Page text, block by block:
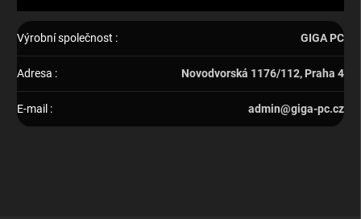
Výrobní společnost : GIGA PC
Adresa : Novodvorská 1176/112, Praha 4
E-mail : admin@giga-pc.cz